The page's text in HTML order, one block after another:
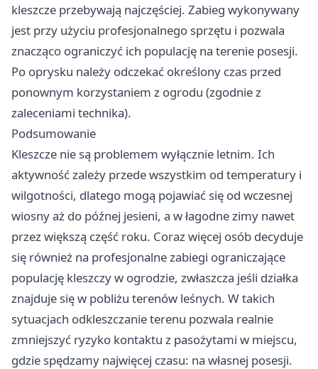
kleszcze przebywają najczęściej. Zabieg wykonywany
jest przy użyciu profesjonalnego sprzętu i pozwala
znacząco ograniczyć ich populację na terenie posesji.
Po oprysku należy odczekać określony czas przed
ponownym korzystaniem z ogrodu (zgodnie z
zaleceniami technika).
Podsumowanie
Kleszcze nie są problemem wyłącznie letnim. Ich
aktywność zależy przede wszystkim od temperatury i
wilgotności, dlatego mogą pojawiać się od wczesnej
wiosny aż do późnej jesieni, a w łagodne zimy nawet
przez większą część roku. Coraz więcej osób decyduje
się również na profesjonalne zabiegi ograniczające
populację kleszczy w ogrodzie, zwłaszcza jeśli działka
znajduje się w pobliżu terenów leśnych. W takich
sytuacjach odkleszczanie terenu pozwala realnie
zmniejszyć ryzyko kontaktu z pasożytami w miejscu,
gdzie spędzamy najwięcej czasu: na własnej posesji.